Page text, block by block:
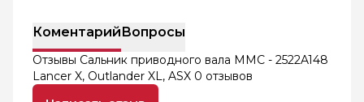
КоментарийВопросы
Отзывы Сальник приводного вала MMC - 2522A148
Lancer X, Outlander XL, ASX 0 отзывов